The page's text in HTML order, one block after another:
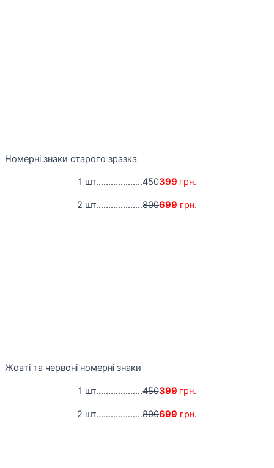
Номерні знаки старого зразка
1 шт...................450399 грн.
2 шт...................800699 грн.
Жовті та червоні номерні знаки
1 шт...................450399 грн.
2 шт...................800699 грн.